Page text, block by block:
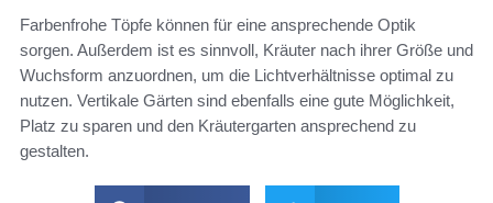
Farbenfrohe Töpfe können für eine ansprechende Optik
sorgen. Außerdem ist es sinnvoll, Kräuter nach ihrer Größe und
Wuchsform anzuordnen, um die Lichtverhältnisse optimal zu
nutzen. Vertikale Gärten sind ebenfalls eine gute Möglichkeit,
Platz zu sparen und den Kräutergarten ansprechend zu
gestalten.